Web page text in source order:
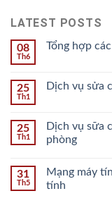
LATEST POSTS
08
Th6
Tổng hợp
25
Th1
Dịch vụ sửa
25
Th1
Dịch vụ sữa
phòng
31
Th5
Mạng máy
tính